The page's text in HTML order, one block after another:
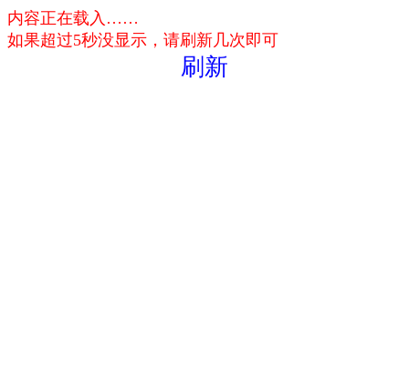
内容正在载入……
如果超过5秒没显示，请刷新几次即可
刷新